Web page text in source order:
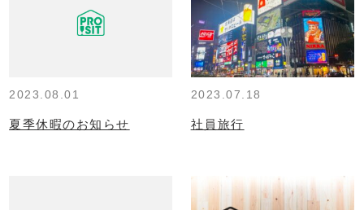
2023.08.01
夏季休暇のお知らせ
2023.07.18
社員旅行